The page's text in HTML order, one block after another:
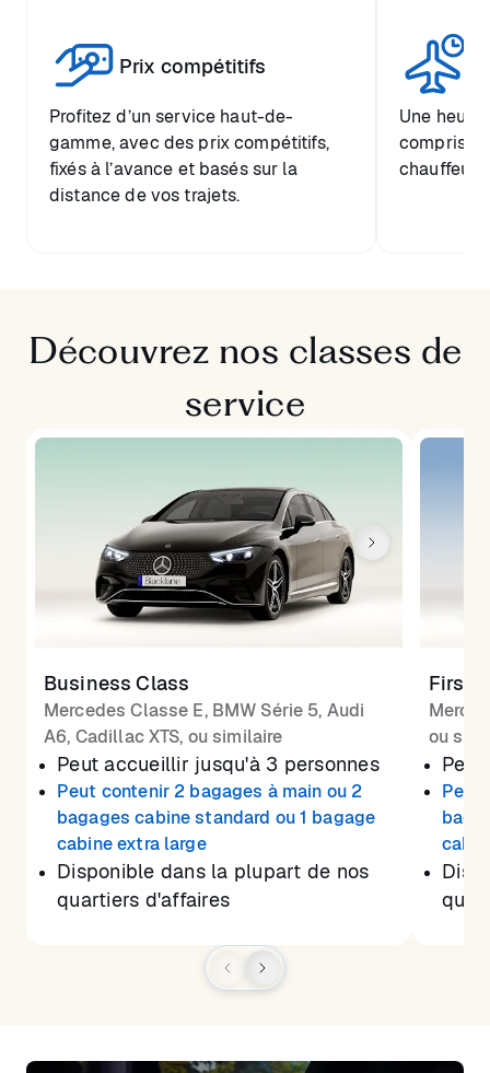
Prix compétitifs
Profitez d’un service haut-de-
gamme, avec des prix compétitifs,
fixés à l’avance et basés sur la
distance de vos trajets.
Une heure
comprise
chauffeur.
Découvrez nos classes de
service
Business Class
Mercedes Classe E, BMW Série 5, Audi
A6, Cadillac XTS, ou similaire
Peut accueillir jusqu'à 3 personnes
Peut contenir 2 bagages à main ou 2
bagages cabine standard ou 1 bagage
cabine extra large
Disponible dans la plupart de nos
quartiers d'affaires
First
ou
Peut